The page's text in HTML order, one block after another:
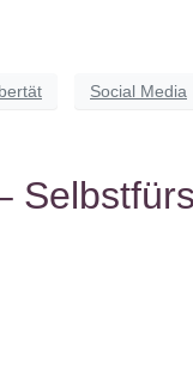
Social Media